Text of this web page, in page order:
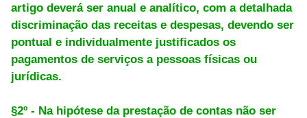
artigo deverá ser anual e analítico, com a detalhada
discriminação das receitas e despesas, devendo ser
pontual e individualmente justificados os
pagamentos de serviços a pessoas físicas ou
jurídicas.
§2º - Na hipótese da prestação de contas não ser